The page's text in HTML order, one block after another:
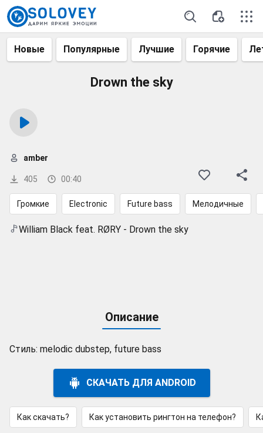
Новые Популярные Лучшие Горячие
Drown the sky
405 00:40
amber
Громкие Electronic Future bass Мелодичные
William Black feat. RØRY - Drown the sky
Описание
Стиль: melodic dubstep, future bass
СКАЧАТЬ ДЛЯ ANDROID
Как скачать? Как установить рингтон на телефон?